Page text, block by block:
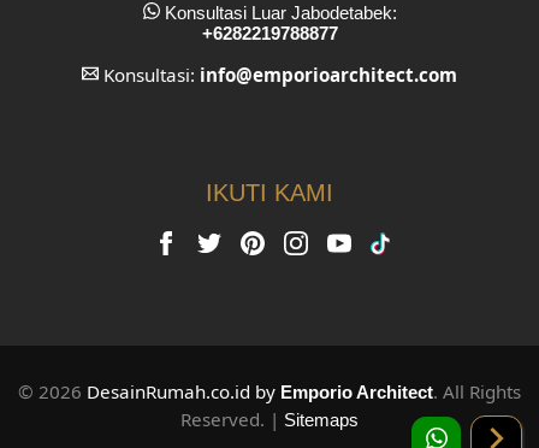
Konsultasi Luar Jabodetabek:
+6282219788877
Konsultasi: info@emporioarchitect.com
IKUTI KAMI
© 2026 DesainRumah.co.id by Emporio Architect. All Rights
Reserved. | Sitemaps